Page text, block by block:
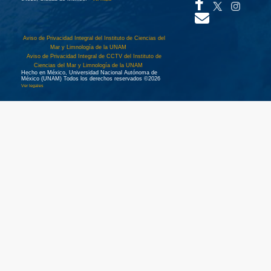
Aviso de Privacidad Integral del Instituto de Ciencias del
Mar y Limnología de la UNAM
Aviso de Privacidad Integral de CCTV del Instituto de
Ciencias del Mar y Limnología de la UNAM
Hecho en México, Universidad Nacional Autónoma de
México (UNAM) Todos los derechos reservados ©2026
Ver legales